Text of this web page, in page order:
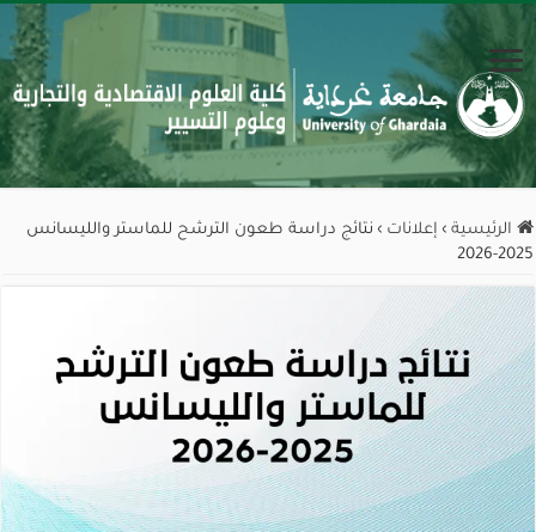
الرئيسية › إعلانات › نتائج دراسة طعون الترشح للماستر والليسانس
2025-2026‎